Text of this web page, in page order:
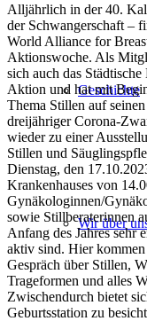
Geschichte
Wir über
Alljährlich in der 40.
der Schwangerschaft –
World Alliance for
Aktionswoche. Als
sich auch das
Aktion und hat mit
Thema Stillen auf
dreijähriger Corona-
wieder zu einer
Stillen und
Dienstag, den
Krankenhauses von
Gynäkologinnen/
sowie Stillberaterinnen
Anfang des Jahres sehr
aktiv sind. Hier
Gespräch über Stillen,
Trageformen und alles
Zwischendurch bietet
Geburtsstation zu